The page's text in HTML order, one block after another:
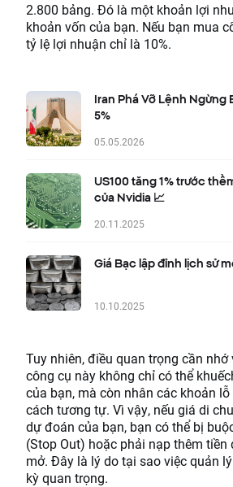
2.800 bảng. Đó là một khoản lợi
khoản vốn của bạn. Nếu bạn mua
tỷ lệ lợi nhuận chỉ là 10%.
Iran Phá Vỡ Lệnh Ngừng
5%
05.05.2026
US100 tăng 1% trước
của Nvidia 📈
20.11.2025
Giá Bạc lập đỉnh lịch sử
10.10.2025
Tuy nhiên, điều quan trọng cần nhớ
công cụ này không chỉ có thể
của bạn, mà còn nhân các khoản
cách tương tự. Vì vậy, nếu giá di
dự đoán của bạn, bạn có thể bị
(Stop Out) hoặc phải nạp thêm tiền
mở. Đây là lý do tại sao việc quản
kỳ quan trọng.